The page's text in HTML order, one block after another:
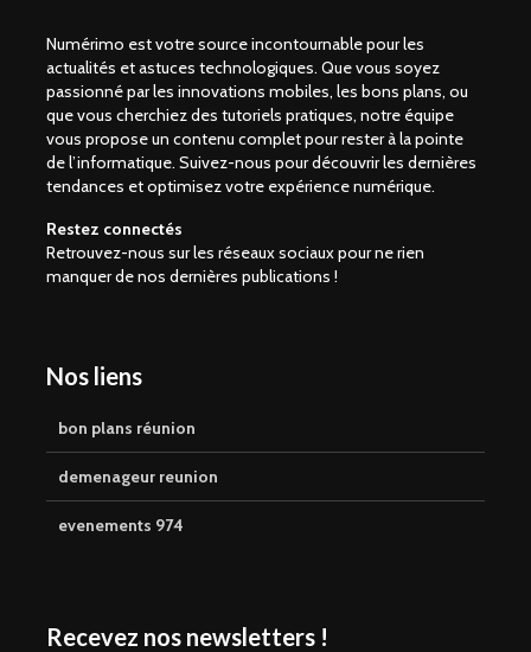
Numérimo est votre source incontournable pour les
actualités et astuces technologiques. Que vous soyez
passionné par les innovations mobiles, les bons plans, ou
que vous cherchiez des tutoriels pratiques, notre équipe
vous propose un contenu complet pour rester à la pointe
de l’informatique. Suivez-nous pour découvrir les dernières
tendances et optimisez votre expérience numérique.
Restez connectés
Retrouvez-nous sur les réseaux sociaux pour ne rien
manquer de nos dernières publications !
Nos liens
bon plans réunion
demenageur reunion
evenements 974
Recevez nos newsletters !